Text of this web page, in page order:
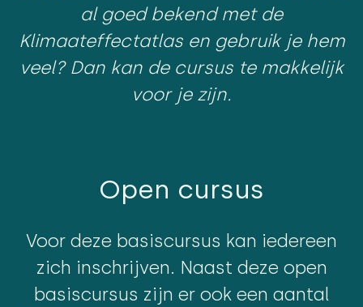
al goed bekend met de
Klimaateffectatlas en gebruik je hem
veel? Dan kan de cursus te makkelijk
voor je zijn.
Open cursus
Voor deze basiscursus kan iedereen
zich inschrijven. Naast deze open
basiscursus zijn er ook een aantal